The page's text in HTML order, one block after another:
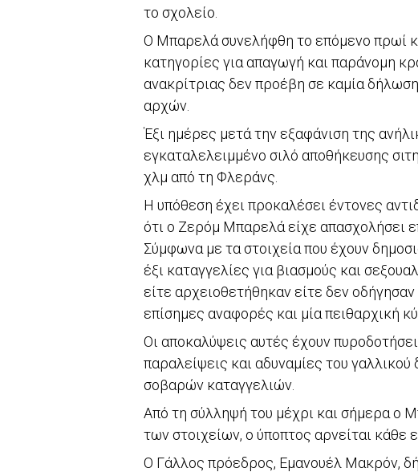
το σχολείο.
Ο Μπαρελά συνελήφθη το επόμενο πρωί
κατηγορίες για απαγωγή και παράνομη
ανακρίτριας δεν προέβη σε καμία
αρχών.
Έξι ημέρες μετά την εξαφάνιση της
εγκαταλελειμμένο σιλό αποθήκευσης
χλμ από τη Φλεράνς.
Η υπόθεση έχει προκαλέσει έντονες
ότι ο Ζερόμ Μπαρελά είχε απασχολήσει
Σύμφωνα με τα στοιχεία που έχουν
έξι καταγγελίες για βιασμούς και
είτε αρχειοθετήθηκαν είτε δεν
επίσημες αναφορές και μία πειθαρχική
Οι αποκαλύψεις αυτές έχουν
παραλείψεις και αδυναμίες του
σοβαρών καταγγελιών.
Από τη σύλληψή του μέχρι και σήμερα ο
των στοιχείων, ο ύποπτος αρνείται κάθε
Ο Γάλλος πρόεδρος, Εμανουέλ Μακρόν,